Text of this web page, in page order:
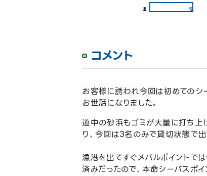
コメント
お客様に誘われ今回は初めての
お世話になりました。
道中の砂浜もゴミが大量に打ち上
り、今回は3名のみで貸切状態で出
漁港を出てすぐメバルポイントで
済みだったので、本命シーバスポ